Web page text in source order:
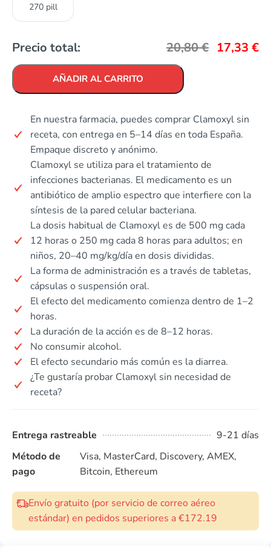
270 pill
Precio total: 20,80€ 17,33 €
AÑADIR AL CARRITO
En nuestra farmacia, puedes comprar Clamoxyl sin
receta, con entrega en 5–14 días en toda España.
Empaque discreto y anónimo.
Clamoxyl se utiliza para el tratamiento de
infecciones bacterianas. El medicamento es un
antibiótico de amplio espectro que interfiere con la
síntesis de la pared celular bacteriana.
La dosis habitual de Clamoxyl es de 500 mg cada
12 horas o 250 mg cada 8 horas para adultos; en
niños, 20–40 mg/kg/día en dosis divididas.
La forma de administración es a través de tabletas,
cápsulas o suspensión oral.
El efecto del medicamento comienza dentro de 1–2
horas.
La duración de la acción es de 8–12 horas.
No consumir alcohol.
El efecto secundario más común es la diarrea.
¿Te gustaría probar Clamoxyl sin necesidad de
receta?
Entrega rastreable
9-21 días
Método de
pago
Visa, MasterCard, Discovery, AMEX,
Bitcoin, Ethereum
Envío gratuito (por servicio de correo aéreo
estándar) en pedidos superiores a €172.19